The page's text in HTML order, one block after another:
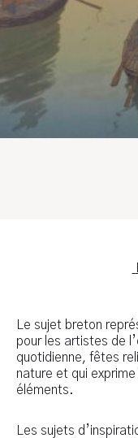
Le sujet breton
pour les artistes de
quotidienne, fêtes
nature et qui
éléments.
Les sujets